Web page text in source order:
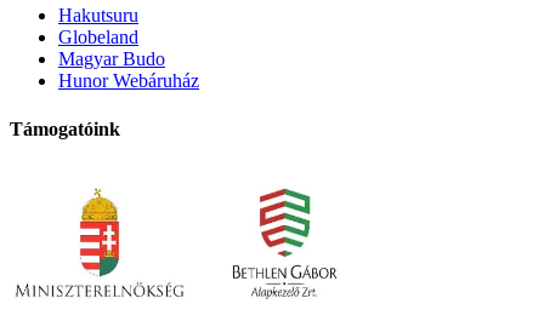
Hakutsuru
Globeland
Magyar Budo
Hunor Webáruház
Támogatóink